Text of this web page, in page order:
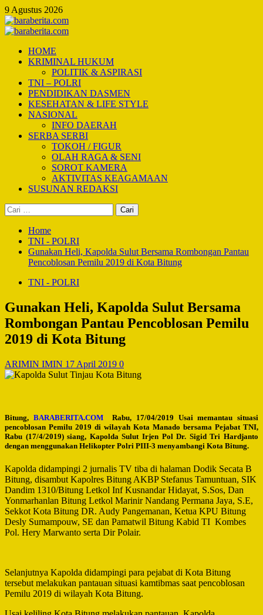
Skip
to
content
9 Agustus 2026
Primary
HOME
KRIMINAL HUKUM
POLITIK & ASPIRASI
TNI – POLRI
PENDIDIKAN DASMEN
KESEHATAN & LIFE STYLE
NASIONAL
INFO DAERAH
SERBA SERBI
TOKOH / FIGUR
OLAH RAGA & SENI
SOROT KAMERA
AKTIVITAS KEAGAMAAN
SUSUNAN REDAKSI
Cari
untuk:
Home
TNI - POLRI
Gunakan Heli, Kapolda Sulut Bersama Rombongan Pantau
Pencoblosan Pemilu 2019 di Kota Bitung
TNI - POLRI
Gunakan Heli, Kapolda Sulut Bersama
Rombongan Pantau Pencoblosan Pemilu
2019 di Kota Bitung
ARIMIN IMIN 17 April 2019 0
Bitung, BARABERITA.COMRabu, 17/04/2019 Usai memantau situasi
pencoblosan Pemilu 2019 di wilayah Kota Manado bersama Pejabat TNI,
Rabu (17/4/2019) siang, Kapolda Sulut Irjen Pol Dr. Sigid Tri Hardjanto
dengan menggunakan Helikopter Polri PIII-3 menyambangi Kota Bitung.
Kapolda didampingi 2 jurnalis TV tiba di halaman Dodik Secata B
Bitung, disambut Kapolres Bitung AKBP Stefanus Tamuntuan, SIK
Dandim 1310/Bitung Letkol Inf Kusnandar Hidayat, S.Sos, Dan
Yonmarhanlan Bitung Letkol Marinir Nandang Permana Jaya, S.E,
Sekkot Kota Bitung DR. Audy Pangemanan, Ketua KPU Bitung
Desly Sumampouw, SE dan Pamatwil Bitung Kabid TI Kombes
Pol. Hery Marwanto serta Dir Polair.
Selanjutnya Kapolda didampingi para pejabat di Kota Bitung
tersebut melakukan pantauan situasi kamtibmas saat pencoblosan
Pemilu 2019 di wilayah Kota Bitung.